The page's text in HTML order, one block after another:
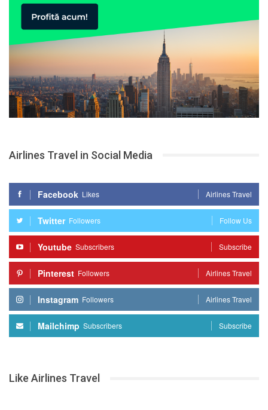
Airlines Travel in Social Media
Facebook Likes Airlines Travel
Twitter Followers Follow Us
Youtube Subscribers Subscribe
Pinterest Followers Airlines Travel
Instagram Followers Airlines Travel
Mailchimp Subscribers Subscribe
Like Airlines Travel